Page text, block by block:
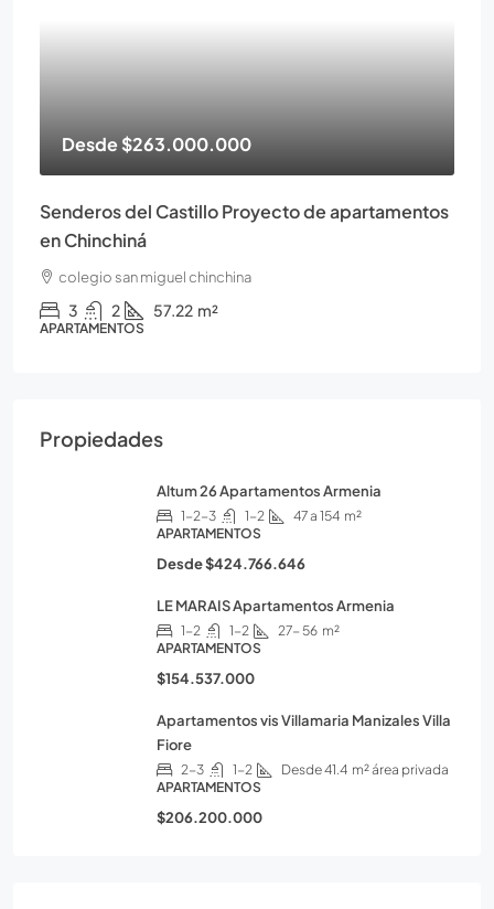
Desde$263.000.000
Senderos del Castillo Proyecto de apartamentos
en Chinchiná
colegio san miguel chinchina
3 2 57.22 m²
APARTAMENTOS
Propiedades
Altum 26 Apartamentos Armenia
1-2-3 1-2 47 a 154 m²
APARTAMENTOS
Desde$424.766.646
LE MARAIS Apartamentos Armenia
1-2 1-2 27- 56 m²
APARTAMENTOS
$154.537.000
Apartamentos vis Villamaria Manizales Villa
Fiore
2-3 1-2 Desde 41.4 m² área privada
APARTAMENTOS
$206.200.000